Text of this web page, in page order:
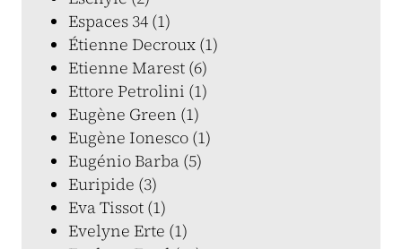
Espaces 34 (1)
Étienne Decroux (1)
Etienne Marest (6)
Ettore Petrolini (1)
Eugène Green (1)
Eugène Ionesco (1)
Eugénio Barba (5)
Euripide (3)
Eva Tissot (1)
Evelyne Erte (1)